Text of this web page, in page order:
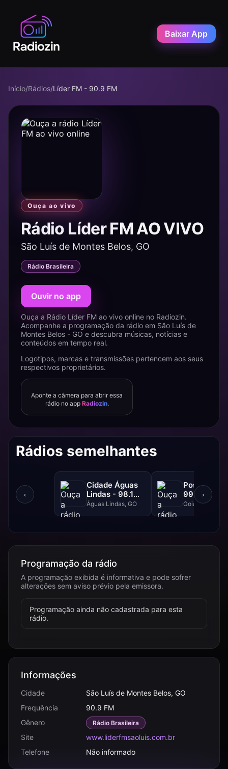
Baixar App
Início/Rádios/Líder FM - 90.9 FM
Ouça ao vivo
Rádio Líder FM AO VIVO
São Luís de Montes Belos, GO
Rádio Brasileira
Ouvir no app
Ouça a Rádio Líder FM ao vivo online no Radiozin.
Acompanhe a programação da rádio em São Luís de
Montes Belos - GO e descubra músicas, notícias e
conteúdos em tempo real.
Logotipos, marcas e transmissões pertencem aos seus
respectivos proprietários.
Aponte a câmera para abrir essa
rádio no app Radiozin.
Rádios semelhantes
‹
Cidade Águas
Lindas - 98.1
FM
Águas Lindas, GO
Positiva
99.1 FM
Goiânia, GO
›
Programação da rádio
A programação exibida é informativa e pode sofrer
alterações sem aviso prévio pela emissora.
Programação ainda não cadastrada para esta
rádio.
Informações
Cidade
São Luís de Montes Belos, GO
Frequência
90.9 FM
Gênero
Rádio Brasileira
Site
www.liderfmsaoluis.com.br
Telefone
Não informado